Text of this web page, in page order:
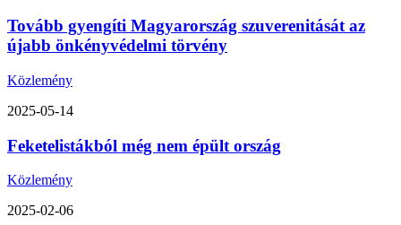
Tovább gyengíti Magyarország szuverenitását az
újabb önkényvédelmi törvény
Közlemény
2025-05-14
Feketelistákból még nem épült ország
Közlemény
2025-02-06